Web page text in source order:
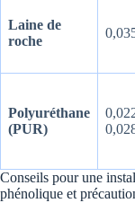
Laine de
roche
Polyuréthane
(PUR)
Conseils pour une
phénolique et